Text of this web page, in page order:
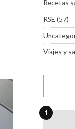
Recetas
RSE (57)
Viajes y
1